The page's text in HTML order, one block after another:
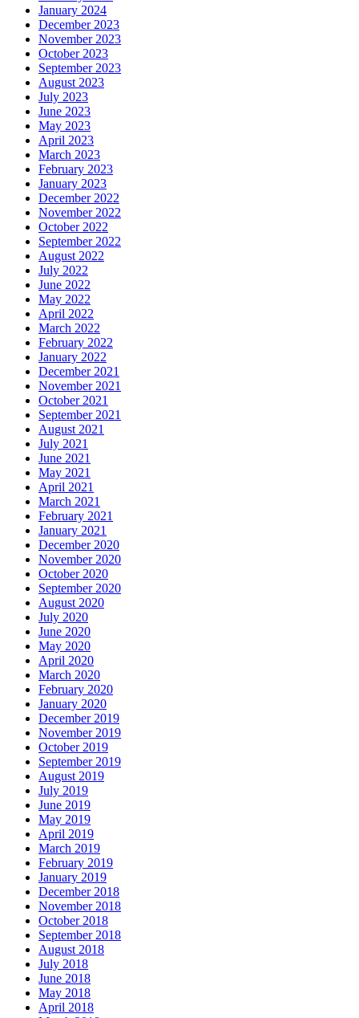
January 2024
December 2023
November 2023
October 2023
September 2023
August 2023
July 2023
June 2023
May 2023
April 2023
March 2023
February 2023
January 2023
December 2022
November 2022
October 2022
September 2022
August 2022
July 2022
June 2022
May 2022
April 2022
March 2022
February 2022
January 2022
December 2021
November 2021
October 2021
September 2021
August 2021
July 2021
June 2021
May 2021
April 2021
March 2021
February 2021
January 2021
December 2020
November 2020
October 2020
September 2020
August 2020
July 2020
June 2020
May 2020
April 2020
March 2020
February 2020
January 2020
December 2019
November 2019
October 2019
September 2019
August 2019
July 2019
June 2019
May 2019
April 2019
March 2019
February 2019
January 2019
December 2018
November 2018
October 2018
September 2018
August 2018
July 2018
June 2018
May 2018
April 2018